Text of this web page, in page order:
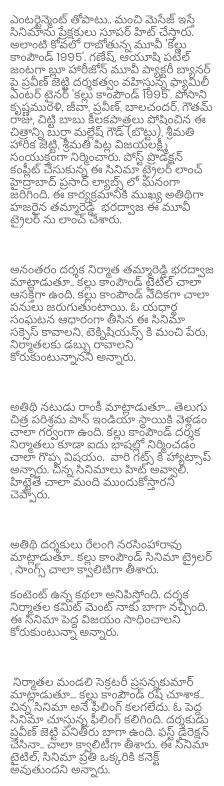
ఎంటర్టైన్మెంట్ తోపాటు.. మంచి మెసేజ్ ఇస్తే
సినిమాను ప్రేక్షకులు సూపర్ హిట్ చేస్తారు.
అలాంటి కోవలో రాబోతున్న మూవీ 'కల్లు
కాంపౌండ్ 1995'. గణేష్, ఆయూషి పటేల్
జంటగా బ్లూ హారీజోన్ మూవీ ప్యాక్టరీ బ్యానర్
పై ప్రవీణ్ జెట్టి దర్శకత్వం వహిస్తున్న ఫ్యామిలీ
ఎంటర్ టైనర్ 'కల్లు కాంపౌండ్ 1995'. పోసాని
కృష్ణమురళి, జీవా, ప్రవీణ్, బాలచందర్, గౌతమ్
రాజు, చిట్టి బాబు కీలకపాత్రలు పోషించిన ఈ
చిత్రాన్ని బుర్రా మల్లేష్ గౌడ్ (బొట్టు), శ్రీమతి
హారిక జెట్టి, శ్రీమతి పిట్ల విజయలక్ష్మీ
సంయుక్తంగా నిర్మించారు. పోస్ట్ ప్రొడక్షన్
కంప్లీట్ చేసుకున్న ఈ సినిమా ట్రైలర్ లాంచ్
హైద్రాబాద్ ప్రసాద్ ల్యాబ్స్ లో ఘనంగా
జరిగింది. ఈ కార్యక్రమానికి ముఖ్య అతిథిగా
హజరైన తమ్మారెడ్డి భరద్వాజ ఈ మూవీ
ట్రైలర్ ను లాంచ్ చేశారు.
అనంతరం దర్శక నిర్మాత తమ్మారెడ్డి భరద్వాజ
మాట్లాడుతూ.. కల్లు కాంపౌండ్ టైటిల్ చాలా
ఆసక్తిగా ఉంది. కల్లు కాంపౌండ్ వేదికగా చాలా
పనులు జరుగుతుంటాయి. ఓ యధార్థ
సంఘటన ఆధారంగా తీసిన ఈ సినిమా
సక్సెస్ కావాలని, టెక్నిషియన్స్ కి మంచి పేరు,
నిర్మాతలకు డబ్బు రావాలని
కోరుకుంటున్నానని అన్నారు.
అతిథి నటుడు రాంకీ మాట్లాడుతూ... తెలుగు
చిత్ర పరిశ్రమ పాన్ ఇండియా స్థాయికి వెళ్లడం
చాలా గర్వంగా ఉంది. కల్లు కాంపౌండ్ దర్శక
నిర్మాతలు కూడా ఐదు భాషల్లో నిర్మించడం
చాలా గొప్ప విషయం. వారి గట్స్ కి హ్యాట్సాప్
అన్నారు. చిన్న సినిమాలు హిట్ అవ్వాలి.
హిట్టైతే చాలా మంది ముందుకోస్తారని
చెప్పారు.
అతిథి దర్శకులు రేలంగి నరసింహారావు
మాట్లాడుతూ.. కల్లు కాంపౌండ్ సినిమా ట్రైలర్
, సాంగ్స్ చాలా క్వాలిటిగా తీశారు.
కంటెంట్ ఉన్న కథలా అనిపిస్తోంది. దర్శక
నిర్మాతల కమిట్ మెంట్ నాకు బాగా నచ్చింది.
ఈ సినిమా పెద్ద విజయం సాధించాలని
కోరుకుంటున్నా అన్నారు.
నిర్మాతల మండలి సెక్రటరీ ప్రసన్నకుమార్
మాట్లాడుతూ... కల్లు కాంపౌండ్ రష్ చూశాక..
చిన్న సినిమా అనే ఫీలింగ్ కలగలేదు. ఓ పెద్ద
సినిమా చూస్తున్న ఫీలింగ్ కలిగింది. దర్శకుడు
ప్రవీణ్ జెట్టి పనితీరు బాగా ఉంది. ఫస్ట్ డైరెక్షన్
చేసినా.. చాలా క్వాలిటీగా తీశారు. ఈ సినిమా
టైటిల్, సినిమా ప్రతి ఒక్కరికి కనెక్ట్
అవుతుందని అన్నారు.